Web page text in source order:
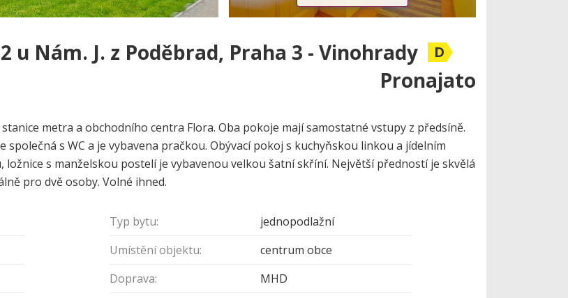
u Nám. J. z Poděbrad, Praha 3 - Vinohrady D
Pronajato
metra a obchodního centra Flora. Oba pokoje mají samostatné vstupy z předsíně.
s WC a je vybavena pračkou. Obývací pokoj s kuchyňskou linkou a jídelním
s manželskou postelí je vybavenou velkou šatní skříní. Největší předností je skvělá
pro dvě osoby. Volné ihned.
Typ bytu:
jednopodlažní
Umístění objektu:
centrum obce
Doprava:
MHD